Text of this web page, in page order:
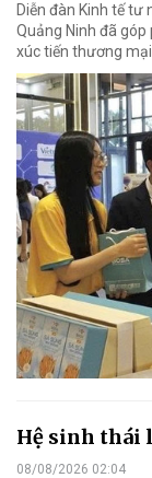
Diễn đàn Kinh tế tư
Quảng Ninh đã
xúc tiến thương
Hệ sinh thái
08/08/2026 02:04